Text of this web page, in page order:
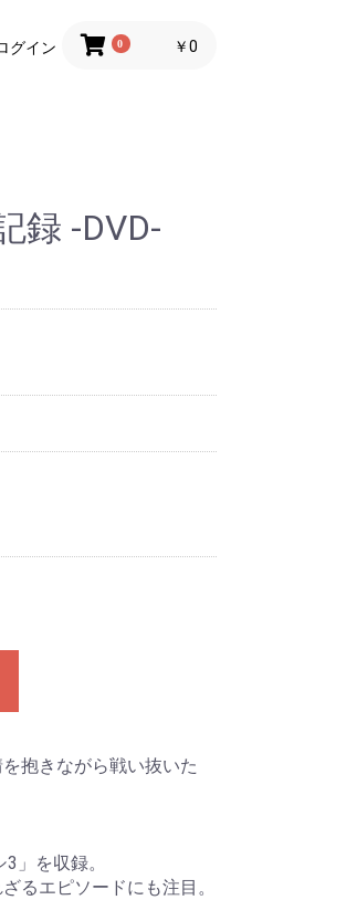
グイン 0 ￥0
録 -DVD-
抱きながら戦い抜いた
」を収録。
るエピソードにも注目。